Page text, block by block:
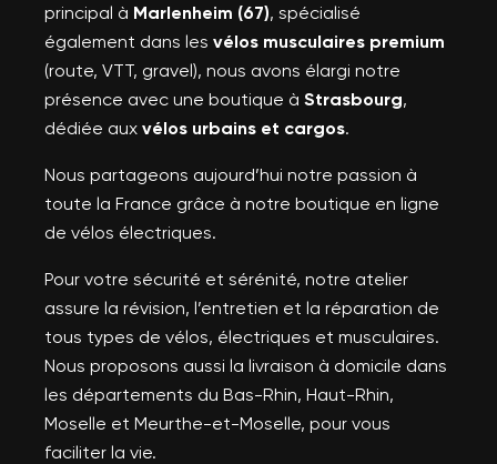
principal à Marlenheim (67), spécialisé
également dans les vélos musculaires premium
(route, VTT, gravel), nous avons élargi notre
présence avec une boutique à Strasbourg,
dédiée aux vélos urbains et cargos.
Nous partageons aujourd’hui notre passion à
toute la France grâce à notre boutique en ligne
de vélos électriques.
Pour votre sécurité et sérénité, notre atelier
assure la révision, l’entretien et la réparation de
tous types de vélos, électriques et musculaires.
Nous proposons aussi la livraison à domicile dans
les départements du Bas-Rhin, Haut-Rhin,
Moselle et Meurthe-et-Moselle, pour vous
faciliter la vie.